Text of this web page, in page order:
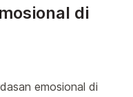
di
emosional di